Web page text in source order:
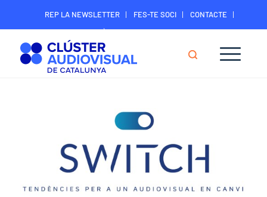
REP LA NEWSLETTER FES-TE SOCI
CONTACTE
ÀREA DIGITAL SOCIS